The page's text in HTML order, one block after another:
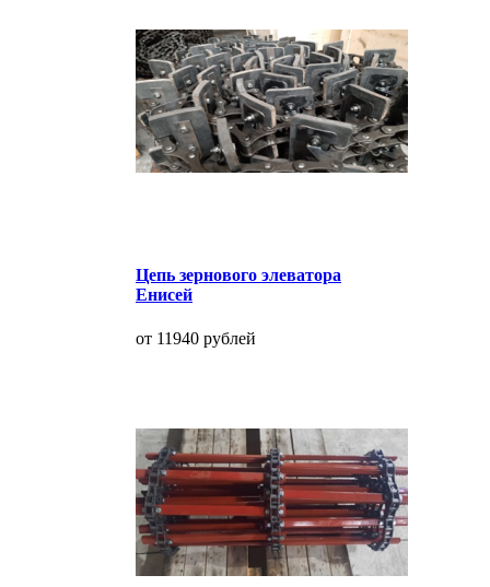
Цепь зернового элеватора
Енисей
от 11940 рублей